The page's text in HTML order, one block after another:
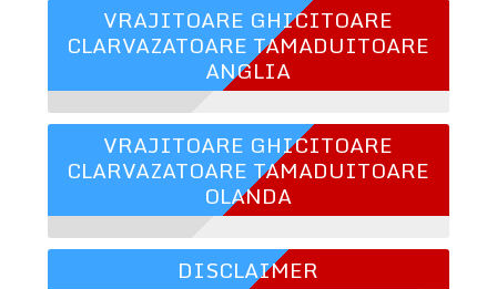
VRAJITOARE GHICITOARE
CLARVAZATOARE TAMADUITOARE
ANGLIA
VRAJITOARE GHICITOARE
CLARVAZATOARE TAMADUITOARE
OLANDA
DISCLAIMER